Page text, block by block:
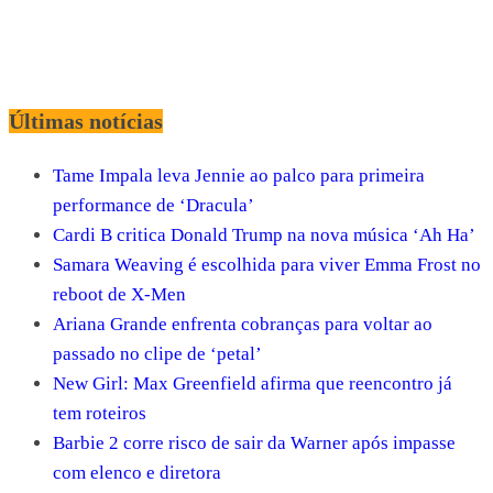
Últimas notícias
Tame Impala leva Jennie ao palco para primeira
performance de ‘Dracula’
Cardi B critica Donald Trump na nova música ‘Ah Ha’
Samara Weaving é escolhida para viver Emma Frost no
reboot de X-Men
Ariana Grande enfrenta cobranças para voltar ao
passado no clipe de ‘petal’
New Girl: Max Greenfield afirma que reencontro já
tem roteiros
Barbie 2 corre risco de sair da Warner após impasse
com elenco e diretora